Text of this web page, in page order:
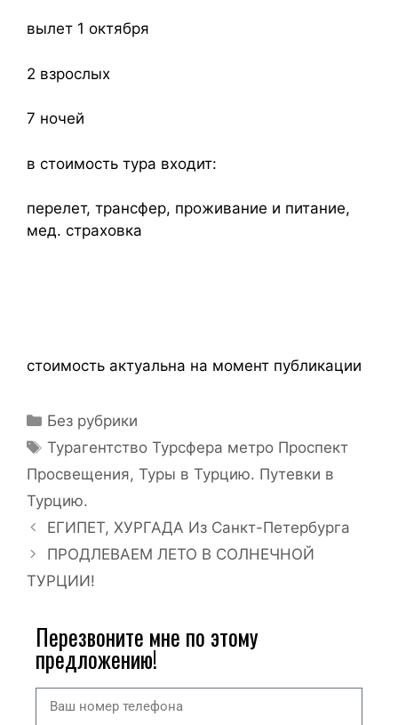
вылет 1 октября
2 взрослых
7 ночей
в стоимость тура входит:
перелет, трансфер, проживание и питание,
мед. страховка
стоимость актуальна на момент публикации
Без рубрики
Турагентство Турсфера метро Проспект
Просвещения, Туры в Турцию. Путевки в
Турцию.
ЕГИПЕТ, ХУРГАДА Из Санкт-Петербурга
ПРОДЛЕВАЕМ ЛЕТО В СОЛНЕЧНОЙ
ТУРЦИИ!
Перезвоните мне по этому
предложению!